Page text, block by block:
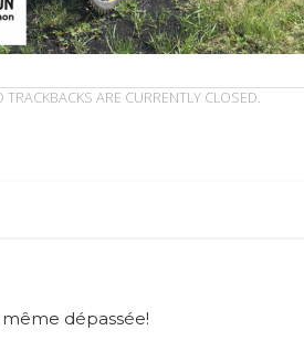
ARE CURRENTLY CLOSED.
dépassée!